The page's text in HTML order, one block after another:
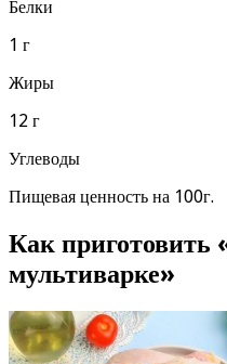
Белки
1 г
Жиры
12 г
Углеводы
Пищевая ценность на 100г.
Как
мультиварке»